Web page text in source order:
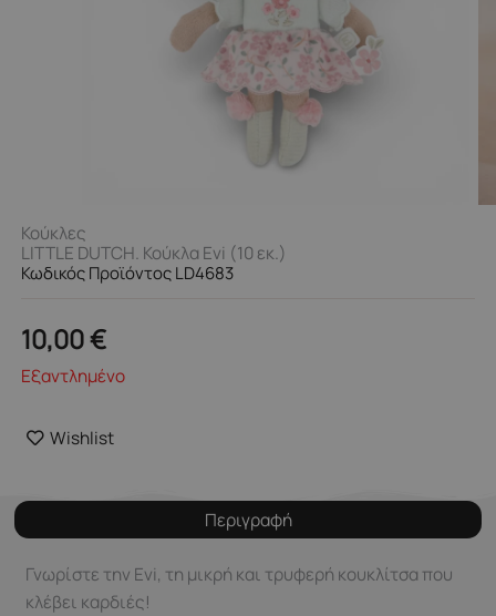
Κούκλες
LITTLE DUTCH. Κούκλα Evi (10 εκ.)
Κωδικός Προϊόντος LD4683
10,00€
Εξαντλημένο
Wishlist
Περιγραφή
Γνωρίστε την Evi, τη μικρή και τρυφερή κουκλίτσα που
κλέβει καρδιές!